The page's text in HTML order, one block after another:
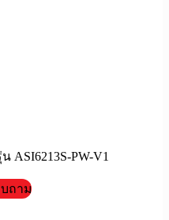
ASI6213S-PW-V1
ถาม